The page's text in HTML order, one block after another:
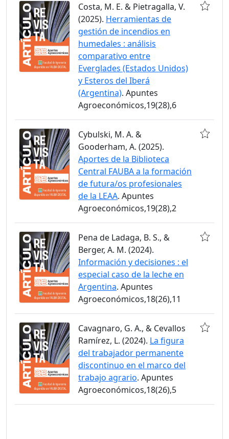
Costa, M. E. & Pietragalla, V.
(2025). Herramientas de
gestión de incendios en
humedales : análisis
comparativo entre
Everglades (Estados Unidos)
y Esteros del Iberá
(Argentina). Apuntes
Agroeconómicos,19(28),6
Cybulski, M. A. &
Gooderham, A. (2025).
Aportes de la Biblioteca
Central FAUBA a la formación
de futura/os profesionales
de la LEAA. Apuntes
Agroeconómicos,19(28),2
Pena de Ladaga, B. S., &
Berger, A. M. (2024).
Información y decisiones : el
especial caso de la leche en
Argentina. Apuntes
Agroeconómicos,18(26),11
Cavagnaro, G. A., & Cevallos
Ramírez, L. (2024). La figura
del trabajador permanente
discontinuo en el marco del
trabajo agrario. Apuntes
Agroeconómicos,18(26),5